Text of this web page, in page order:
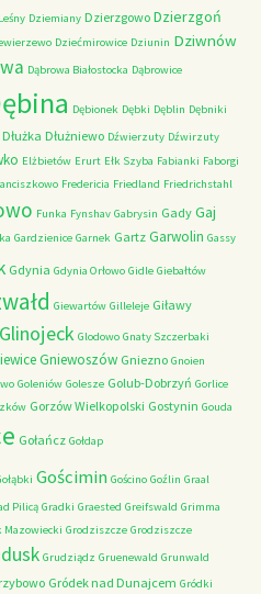
Dziemiany Dzierzgowo Dzierzgoń
Dziećmirowice Dziunin Dziwnów
Dąbrowa Białostocka Dąbrowice
Dębionek Dębki Dęblin Dębniki
Dłużka Dłużniewo Dźwierzuty Dźwirzuty
Elżbietów Erurt Ełk Szyba Fabianki Faborgi
Fredericia Friedland Friedrichstahl
Funka Fynshav Gabrysin Gady Gaj
Gardzienice Garnek Gartz Garwolin Gassy
Gdynia Gdynia Orłowo Gidle Giebałtów
Giewartów Gilleleje Giławy
Glinojeck Glodowo Gnaty Szczerbaki
Gniewoszów Gniezno Gnoien
Goleniów Golesze Golub-Dobrzyń Gorlice
Gorzów Wielkopolski Gostynin Gouda
Gołańcz Gołdap
Gościmin Gościno Goźlin Graal
Pilicą Gradki Graested Greifswald Grimma
Mazowiecki Grodziszcze Grodziszcze
Grudziądz Gruenewald Grunwald
Gródek nad Dunajcem Gródki